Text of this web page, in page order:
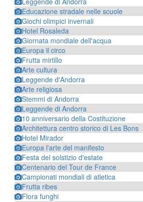
Educazione stradale nelle scuole
Giochi olimpici invernali
Hotel Rosaleda
Giornata mondiale dell'acqua
Europa il circo
Frutta mirtillo
Arte cultura
Leggende d'Andorra
Arte religiosa
Stemmi di Andorra
Leggende di Andorra
10 anniversario della Costituzione
Architettura centro storico di Les Bons
Hotel Mirador
Europa l'arte del manifesto
Festa del solstizio d'estate
Centenario del Tour de France
Campionati mondiali di atletica
Frutta ribes
Flora funghi